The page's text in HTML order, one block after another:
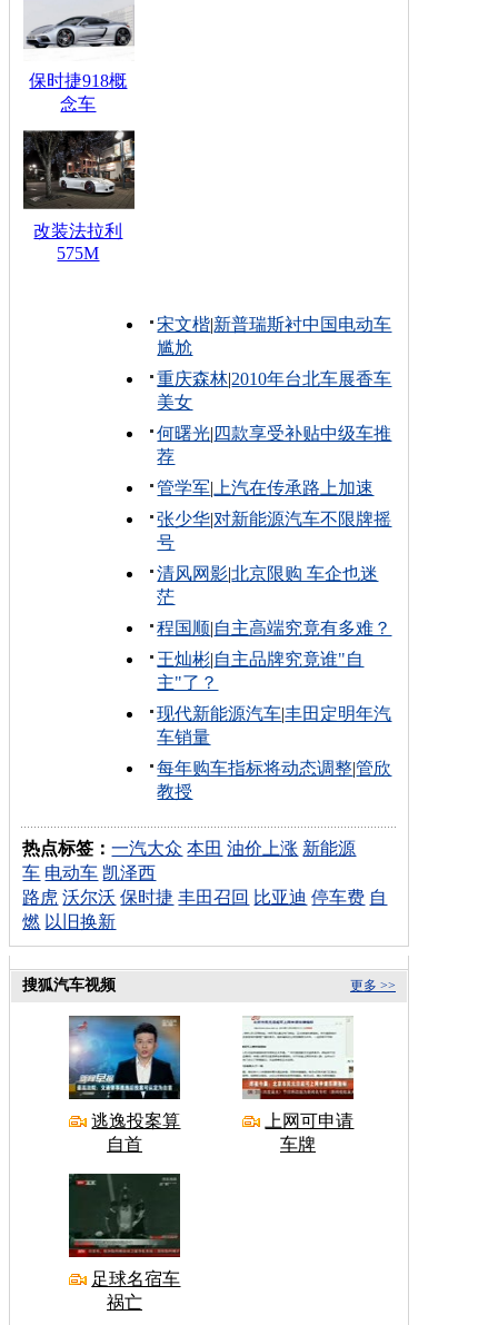
保时捷918概
念车
改装法拉利
575M
宋文楷|新普瑞斯衬中国电动车
尴尬
重庆森林|2010年台北车展香车
美女
何曙光| 四款享受补贴中级车推
荐
管学军| 上汽在传承路上加速
张少华|对新能源汽车不限牌摇
号
清风网影|北京限购 车企也迷
茫
程国顺|自主高端究竟有多难？
王灿彬|自主品牌究竟谁"自
主"了？
现代新能源汽车|丰田定明年汽
车销量
每年购车指标将动态调整|管欣
教授
热点标签：一汽大众 本田 油价上涨 新能源
车 电动车 凯泽西
路虎 沃尔沃 保时捷 丰田召回 比亚迪 停车费 自
燃 以旧换新
更多 >>
搜狐汽车视频
逃逸投案算
自首
上网可申请
车牌
足球名宿车
祸亡